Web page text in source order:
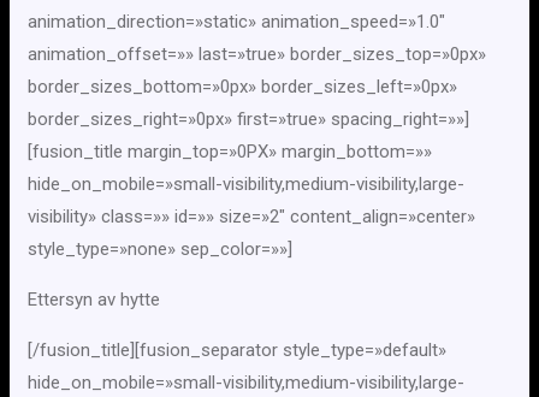
animation_direction=»static» animation_speed=»1.0″
animation_offset=»» last=»true» border_sizes_top=»0px»
border_sizes_bottom=»0px» border_sizes_left=»0px»
border_sizes_right=»0px» first=»true» spacing_right=»»]
[fusion_title margin_top=»0PX» margin_bottom=»»
hide_on_mobile=»small-visibility,medium-visibility,large-
visibility» class=»» id=»» size=»2″ content_align=»center»
style_type=»none» sep_color=»»]
Ettersyn av hytte
[/fusion_title][fusion_separator style_type=»default»
hide_on_mobile=»small-visibility,medium-visibility,large-